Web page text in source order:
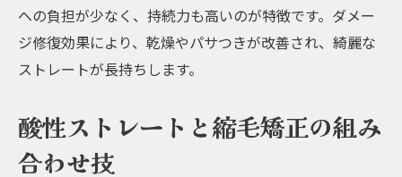
への負担が少なく、持続力も高いのが特徴です。ダメー
ジ修復効果により、乾燥やパサつきが改善され、綺麗な
ストレートが長持ちします。
酸性ストレートと縮毛矯正の組み
合わせ技